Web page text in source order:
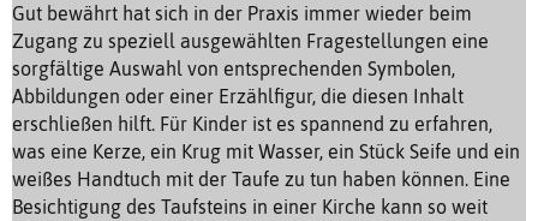
Gut bewährt hat sich in der Praxis immer wieder beim
Zugang zu speziell ausgewählten Fragestellungen eine
sorgfältige Auswahl von entsprechenden Symbolen,
Abbildungen oder einer Erzählfigur, die diesen Inhalt
erschließen hilft. Für Kinder ist es spannend zu erfahren,
was eine Kerze, ein Krug mit Wasser, ein Stück Seife und ein
weißes Handtuch mit der Taufe zu tun haben können. Eine
Besichtigung des Taufsteins in einer Kirche kann so weit